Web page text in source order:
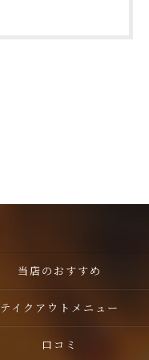
当店のおすすめ
テイクアウトメニュー
口コミ